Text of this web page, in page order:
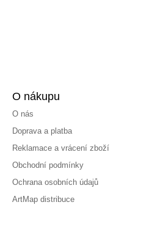
O nákupu
O nás
Doprava a platba
Reklamace a vrácení zboží
Obchodní podmínky
Ochrana osobních údajů
ArtMap distribuce